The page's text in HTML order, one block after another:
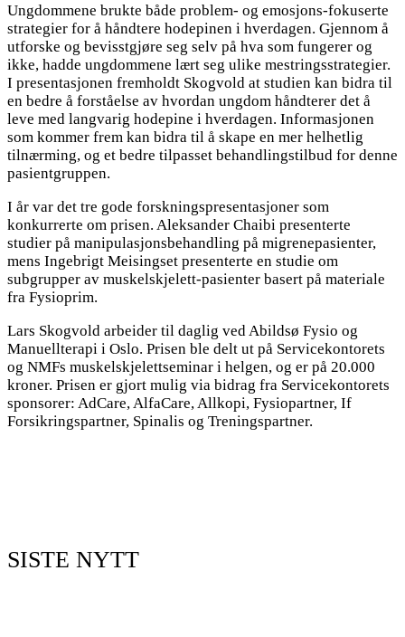
Ungdommene brukte både problem- og emosjons-fokuserte
strategier for å håndtere hodepinen i hverdagen. Gjennom å
utforske og bevisstgjøre seg selv på hva som fungerer og
ikke, hadde ungdommene lært seg ulike mestringsstrategier.
I presentasjonen fremholdt Skogvold at studien kan bidra til
en bedre å forståelse av hvordan ungdom håndterer det å
leve med langvarig hodepine i hverdagen. Informasjonen
som kommer frem kan bidra til å skape en mer helhetlig
tilnærming, og et bedre tilpasset behandlingstilbud for denne
pasientgruppen.
I år var det tre gode forskningspresentasjoner som
konkurrerte om prisen. Aleksander Chaibi presenterte
studier på manipulasjonsbehandling på migrenepasienter,
mens Ingebrigt Meisingset presenterte en studie om
subgrupper av muskelskjelett-pasienter basert på materiale
fra Fysioprim.
Lars Skogvold arbeider til daglig ved Abildsø Fysio og
Manuellterapi i Oslo. Prisen ble delt ut på Servicekontorets
og NMFs muskelskjelettseminar i helgen, og er på 20.000
kroner. Prisen er gjort mulig via bidrag fra Servicekontorets
sponsorer: AdCare, AlfaCare, Allkopi, Fysiopartner, If
Forsikringspartner, Spinalis og Treningspartner.
SISTE NYTT